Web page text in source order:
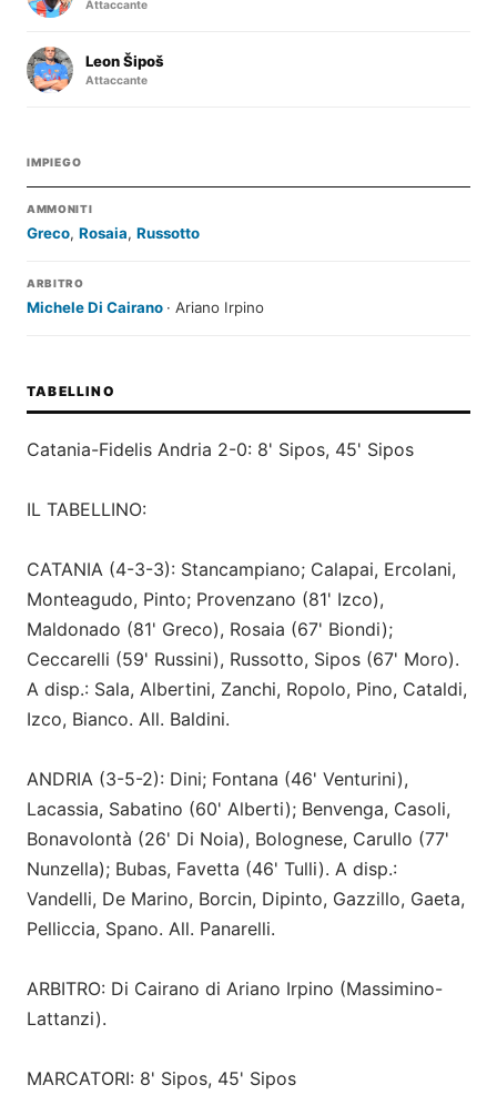
Attaccante
Leon Šipoš
Attaccante
IMPIEGO
AMMONITI
Greco, Rosaia, Russotto
ARBITRO
Michele Di Cairano · Ariano Irpino
TABELLINO
Catania-Fidelis Andria 2-0: 8' Sipos, 45' Sipos
IL TABELLINO:
CATANIA (4-3-3): Stancampiano; Calapai, Ercolani,
Monteagudo, Pinto; Provenzano (81' Izco),
Maldonado (81' Greco), Rosaia (67' Biondi);
Ceccarelli (59' Russini), Russotto, Sipos (67' Moro).
A disp.: Sala, Albertini, Zanchi, Ropolo, Pino, Cataldi,
Izco, Bianco. All. Baldini.
ANDRIA (3-5-2): Dini; Fontana (46' Venturini),
Lacassia, Sabatino (60' Alberti); Benvenga, Casoli,
Bonavolontà (26' Di Noia), Bolognese, Carullo (77'
Nunzella); Bubas, Favetta (46' Tulli). A disp.:
Vandelli, De Marino, Borcin, Dipinto, Gazzillo, Gaeta,
Pelliccia, Spano. All. Panarelli.
ARBITRO: Di Cairano di Ariano Irpino (Massimino-
Lattanzi).
MARCATORI: 8' Sipos, 45' Sipos